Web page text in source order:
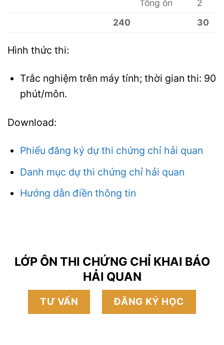
Tổng ôn
2
240
30
Hình thức thi:
Trắc nghiệm trên máy tính; thời gian thi: 90
phút/môn.
Download:
Phiếu đăng ký dự thi chứng chỉ hải quan
Danh mục dự thi chứng chỉ hải quan
Hướng dẫn điền thông tin
LỚP ÔN THI CHỨNG CHỈ KHAI BÁO
HẢI QUAN
TƯ VẤN ĐĂNG KÝ HỌC